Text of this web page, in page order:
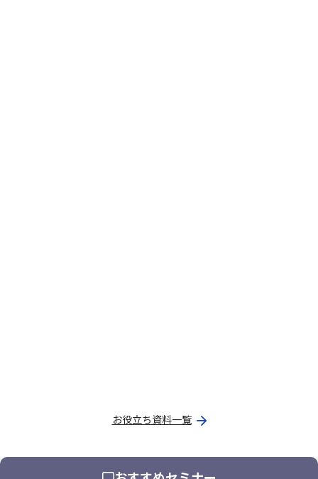
お役立ち資料一覧